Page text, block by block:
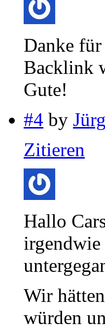
Danke
Backlink
Gute!
#4 by
Zitieren
Hallo
Wir
würden